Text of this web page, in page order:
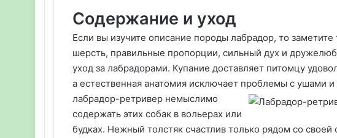
Содержание и уход
Если вы изучите описание породы лабрадор, то
шерсть, правильные пропорции, сильный дух и
уход за лабрадорами. Купание доставляет питомцу
а естественная анатомия исключает проблемы с ушами и
лабрадор-ретривер немыслимо
содержать этих собак в вольерах или
будках. Нежный толстяк счастлив только рядом со